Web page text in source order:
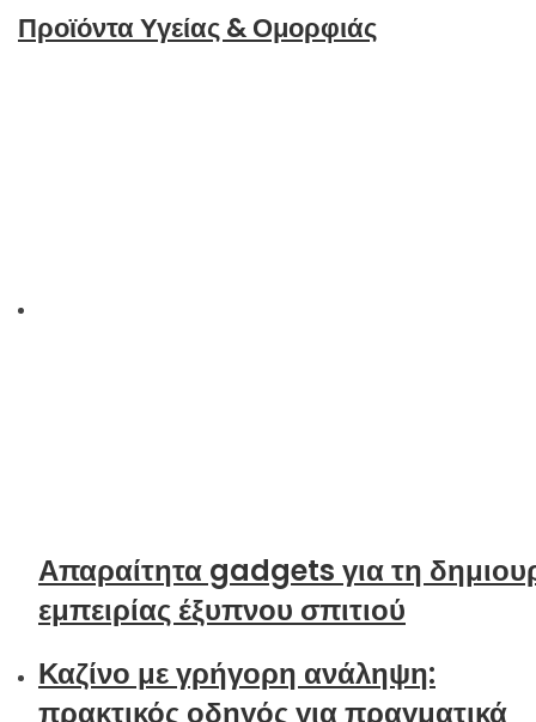
Προϊόντα Υγείας & Ομορφιάς
Απαραίτητα gadgets για τη
εμπειρίας έξυπνου σπιτιού
Καζίνο με γρήγορη ανάληψη:
πρακτικός οδηγός για πραγματικά